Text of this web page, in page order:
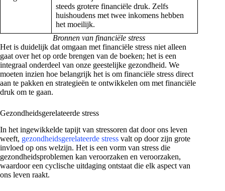
steeds grotere financiële druk. Zelfs
huishoudens met twee inkomens hebben
het moeilijk.
Bronnen van financiële stress
Het is duidelijk dat omgaan met financiële stress niet alleen
gaat over het op orde brengen van de boeken; het is een
integraal onderdeel van onze geestelijke gezondheid. We
moeten inzien hoe belangrijk het is om financiële stress direct
aan te pakken en strategieën te ontwikkelen om met financiële
druk om te gaan.
Gezondheidsgerelateerde stress
In het ingewikkelde tapijt van stressoren dat door ons leven
weeft, gezondheidsgerelateerde stress valt op door zijn grote
invloed op ons welzijn. Het is een vorm van stress die
gezondheidsproblemen kan veroorzaken en veroorzaken,
waardoor een cyclische uitdaging ontstaat die elk aspect van
ons leven raakt.